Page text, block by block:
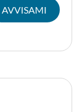
AVVISAMI